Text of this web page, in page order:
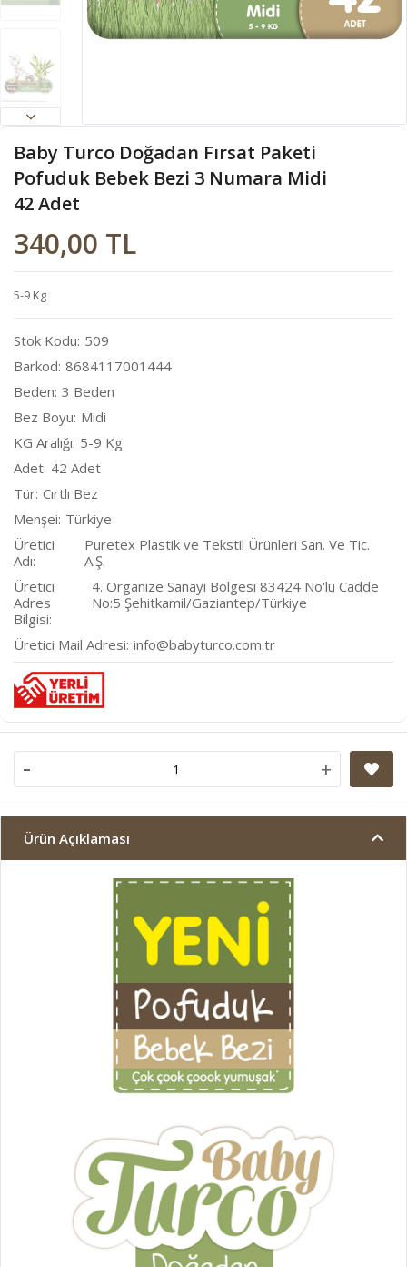
Baby Turco Doğadan Fırsat Paketi
Pofuduk Bebek Bezi 3 Numara Midi
42 Adet
340,00 TL
5-9 Kg
Stok Kodu 509
Barkod 8684117001444
Beden 3 Beden
Bez Boyu Midi
KG Aralığı 5-9 Kg
Adet 42 Adet
Tür Cırtlı Bez
Menşei Türkiye
Üretici
Adı
Puretex Plastik ve Tekstil Ürünleri San. Ve Tic.
A.Ş.
Üretici
Adres
Bilgisi
4. Organize Sanayi Bölgesi 83424 No'lu Cadde
No:5 Şehitkamil/Gaziantep/Türkiye
Üretici Mail Adresi info@babyturco.com.tr
- +
Ürün Açıklaması